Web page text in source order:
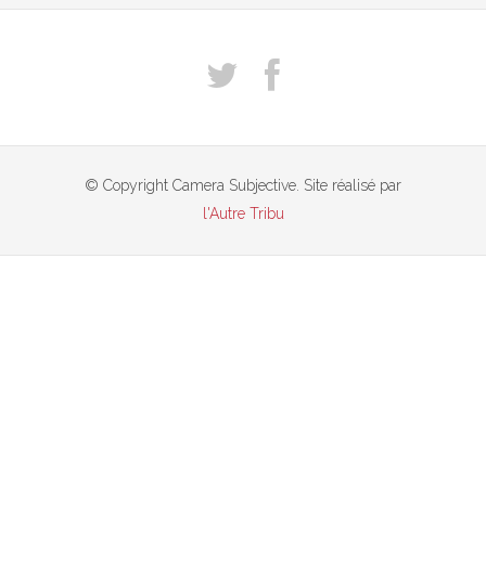
© Copyright Camera Subjective. Site réalisé par
l'Autre Tribu